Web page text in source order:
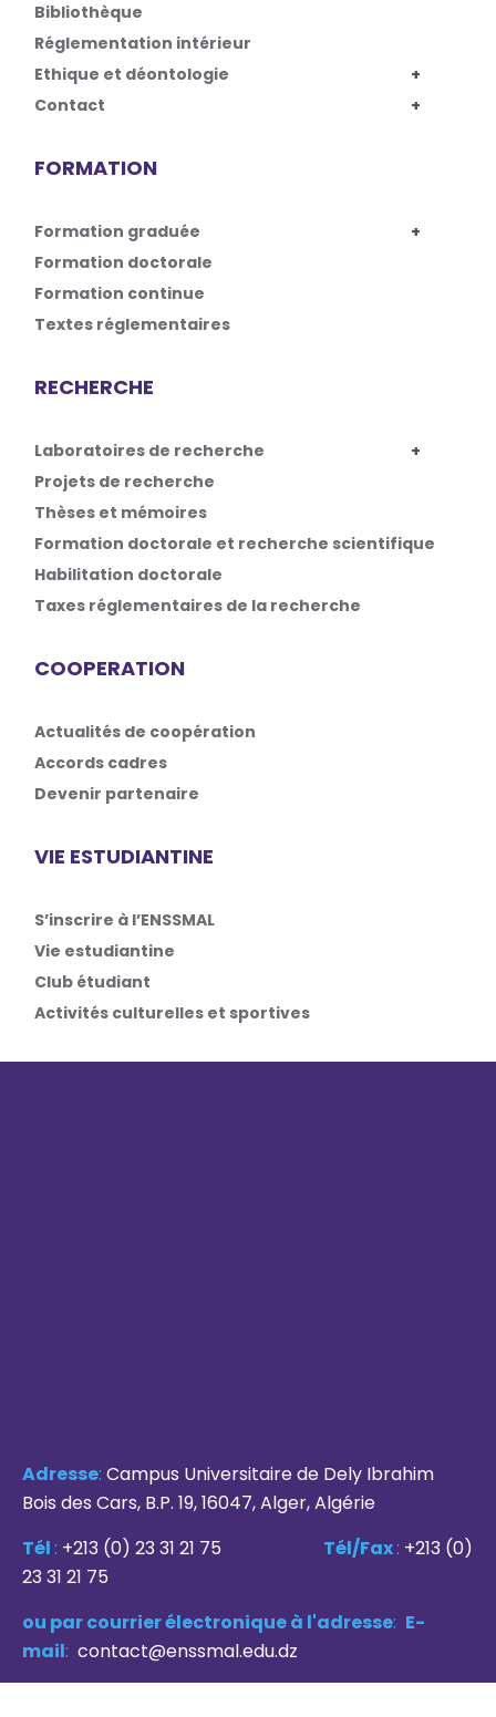
Bibliothèque
Réglementation intérieur
Ethique et déontologie
Contact
FORMATION
Formation graduée
Formation doctorale
Formation continue
Textes réglementaires
RECHERCHE
Laboratoires de recherche
Projets de recherche
Thèses et mémoires
Formation doctorale et recherche scientifique
Habilitation doctorale
Taxes réglementaires de la recherche
COOPERATION
Actualités de coopération
Accords cadres
Devenir partenaire
VIE ESTUDIANTINE
S’inscrire à l’ENSSMAL
Vie estudiantine
Club étudiant
Activités culturelles et sportives
Adresse: Campus Universitaire de Dely Ibrahim
Bois des Cars, B.P. 19, 16047, Alger, Algérie
Tél : +213 (0) 23 31 21 75 Tél/Fax: +213 (0)
23 31 21 75
ou par courrier électronique à l'adresse: E-
mail: contact@enssmal.edu.dz